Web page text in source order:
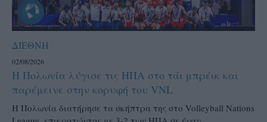
ΔΙΕΘΝΗ
02/08/2026
Η Πολωνία λύγισε τις ΗΠΑ στο τάι μπρέικ και
παρέμεινε στην κορυφή του VNL
Η Πολωνία διατήρησε τα σκήπτρα της στο Volleyball Nations